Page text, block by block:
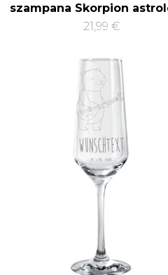
szampana Skorpion
21,99 €